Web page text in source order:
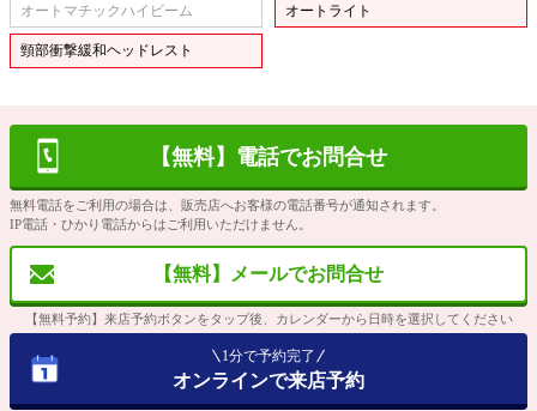
オートマチックハイビーム オートライト
頸部衝撃緩和ヘッドレスト
【無料】電話でお問合せ
無料電話をご利用の場合は、販売店へお客様の電話番号が通知されます。
IP電話・ひかり電話からはご利用いただけません。
【無料】メールでお問合せ
【無料予約】来店予約ボタンをタップ後、カレンダーから日時を選択してください
1分で予約完了
オンラインで来店予約